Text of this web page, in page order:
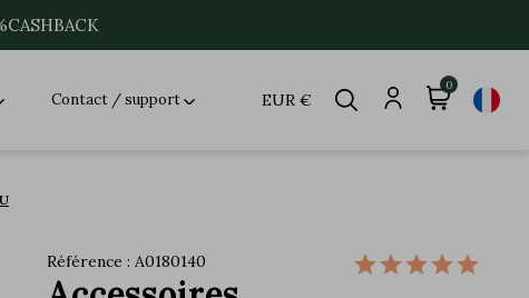
Contact / support EUR €
0
Référence : A0180140